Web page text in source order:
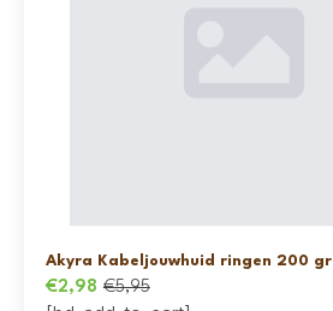
Akyra Kabeljouwhuid ringen 200 gr
€5,95
Oorspronkelijke
€2,98
Huidige